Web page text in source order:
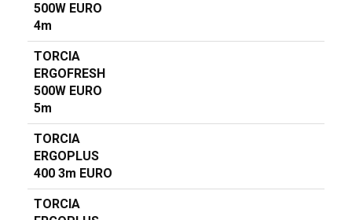
500W EURO
4m
TORCIA
ERGOFRESH
500W EURO
5m
TORCIA
ERGOPLUS
400 3m EURO
TORCIA